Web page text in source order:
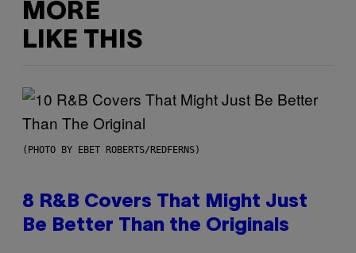
MORE
LIKE THIS
(PHOTO BY EBET ROBERTS/REDFERNS)
8 R&B Covers That Might Just
Be Better Than the Originals